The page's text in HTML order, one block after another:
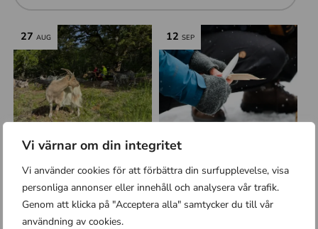
Vi värnar om din integritet
Vi använder cookies för att förbättra din surfupplevelse, visa
personliga annonser eller innehåll och analysera vår trafik.
Genom att klicka på "Acceptera alla" samtycker du till vår
användning av cookies.
27 AUG
Nyinvigning Uvberget
Alla evenemang,Anpassad för barn
Uvbergets naturreservat
12 SEP
Tälj och pyssla i trä
Alla evenemang,Anpassad för barn
Ny i svensk natur ,Nås med
Uppsala Naturskola i Hammarskog,